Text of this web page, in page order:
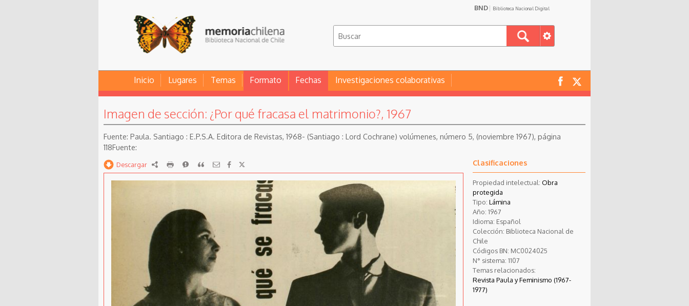
BND Biblioteca Nacional Digital
Inicio Lugares Temas Formato Fechas Investigaciones colaborativas
Imagen de sección: ¿Por qué fracasa el matrimonio?, 1967
Paula. Santiago : E.P.S.A. Editora de Revistas, 1968- (Santiago : Lord Cochrane) volúmenes, número 5, (noviembre 1967), página
118
Descargar RDF imprimirReportarCitar Clasificaciones
Propiedad intelectual: Obra
protegida
Tipo: Lámina
Año: 1967
Idioma: Español
Colección: Biblioteca Nacional de
Chile
Códigos BN: MC0024025
N° sistema: 1107
Temas relacionados:
Revista Paula y Feminismo (1967-
1977)